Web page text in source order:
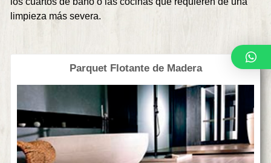
limpieza más severa.
Parquet Flotante de Madera